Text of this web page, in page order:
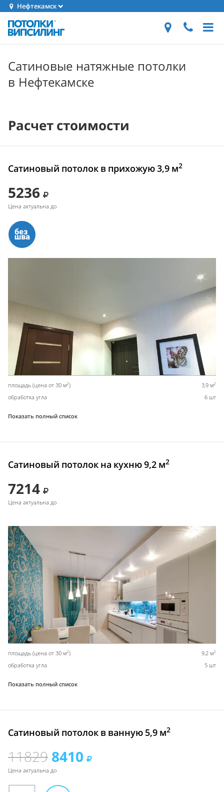
Нефтекамск
Сатиновые натяжные потолки
в Нефтекамске
Расчет стоимости
Сатиновый потолок в прихожую 3,9 м2
5236
Цена актуальна до
площадь (цена от 30 м2) 3,9 м2
обработка угла 6 шт
Показать полный список
Сатиновый потолок на кухню 9,2 м2
7214
Цена актуальна до
площадь (цена от 30 м2) 9,2 м2
обработка угла 5 шт
Показать полный список
Сатиновый потолок в ванную 5,9 м2
11829 8410
Цена актуальна до